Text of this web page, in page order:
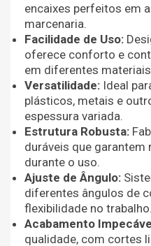
encaixes perfeitos em
marcenaria.
Facilidade de Uso:
oferece conforto e
em diferentes
Versatilidade: Ideal
plásticos, metais e
espessura variada.
Estrutura Robusta:
duráveis que
durante o uso.
Ajuste de Ângulo:
diferentes ângulos de
flexibilidade no trabalho.
Acabamento
qualidade, com cortes